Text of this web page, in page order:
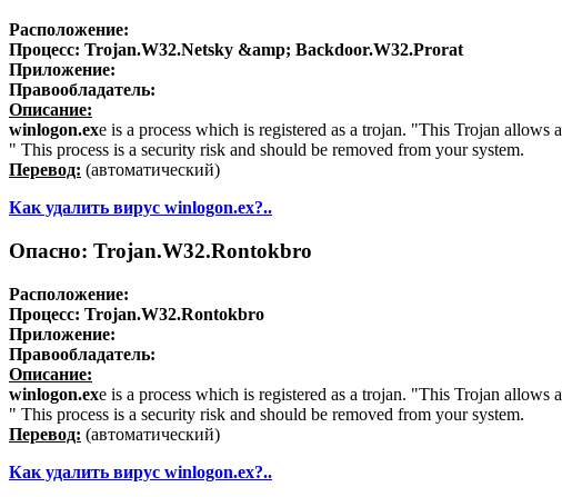
Расположение:
Процесс: Trojan.W32.Netsky &amp; Backdoor.W32.Prorat
Приложение:
Правообладатель:
Описание:
winlogon.exe is a process which is registered as a trojan. "This Trojan allows
" This process is a security risk and should be removed from your system.
Перевод: (автоматический)
Как удалить вирус winlogon.ex?..
Опасно: Trojan.W32.Rontokbro
Расположение:
Процесс: Trojan.W32.Rontokbro
Приложение:
Правообладатель:
Описание:
winlogon.exe is a process which is registered as a trojan. "This Trojan allows
" This process is a security risk and should be removed from your system.
Перевод: (автоматический)
Как удалить вирус winlogon.ex?..